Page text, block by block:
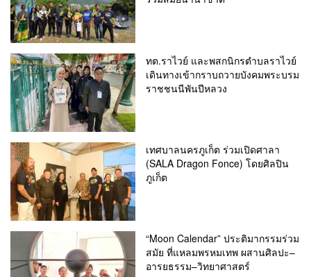
ทต.ราไวย์ และพสกนิกรตำบลราไวย์
เดินทางเข้ากราบถวายบังคมพระบรม
ราชชนนีพันปีหลวง
เทศบาลนครภูเก็ต ร่วมเปิดศาลา
(SALA Dragon Fonce) โดยศิลปิน
ภูเก็ต
“Moon Calendar” ประติมากรรมร่วม
สมัย ที่แหลมพรหมเทพ ผสานศิลปะ–
อารยธรรม–วิทยาศาสตร์